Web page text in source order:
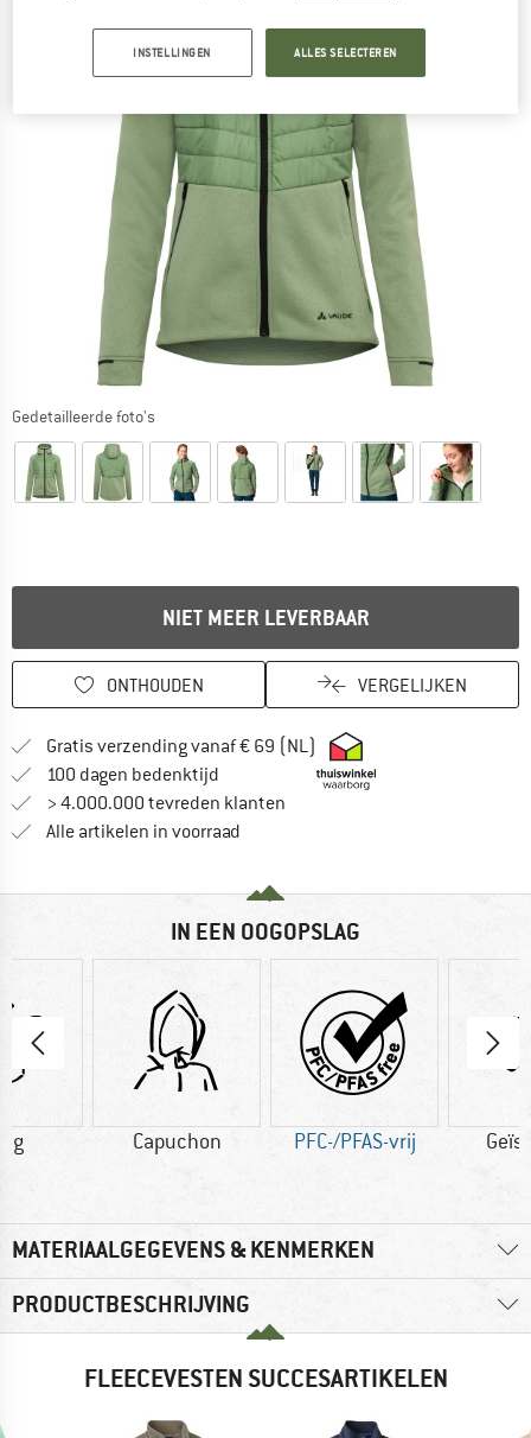
Gedetailleerde foto's
NIET MEER LEVERBAAR
ONTHOUDEN VERGELIJKEN
Gratis verzending vanaf € 69 (NL) Vind hier de
100 dagen bedenktijd Vind de betalingsinformatie hier!
> 4.000.000 tevreden klanten
Alle artikelen in voorraad
IN EEN OOGOPSLAG
g Capuchon PFC-/PFAS-vrij
MATERIAALGEGEVENS & KENMERKEN
PRODUCTBESCHRIJVING
FLEECEVESTEN SUCCESARTIKELEN
INSTELLINGEN ALLES SELECTEREN